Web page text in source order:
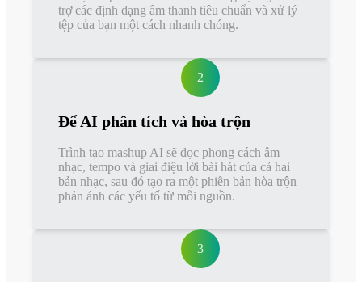
trợ các định dạng âm thanh tiêu chuẩn và xử lý
tệp của bạn một cách nhanh chóng.
2
Để AI phân tích và hòa trộn
Trình tạo mashup AI sẽ đọc phong cách âm
nhạc, tempo và giai điệu lời bài hát của cả hai
bản nhạc, sau đó tạo ra một phiên bản hòa trộn
phản ánh các yếu tố từ mỗi nguồn.
3